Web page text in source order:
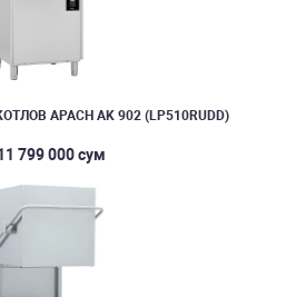
APACH AK 902 (LP510RUDD)
799 000 сум